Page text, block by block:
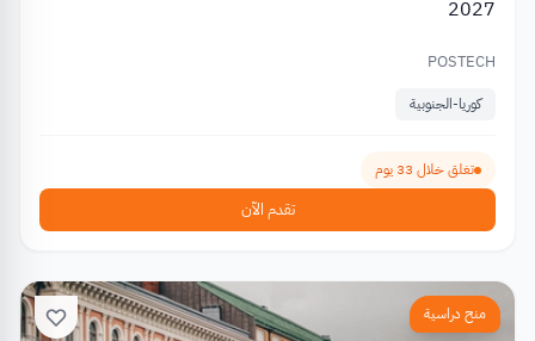
2027
POSTECH
كوريا-الجنوبية
تغلق خلال 33 يوم
تقدم الآن
منح دراسية